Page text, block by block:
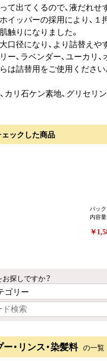
て出てくるので、液だれせ
イッパーの採用により、
触りになりました。
口径になり、より詰替えや
ー、ラベンダー、ユーカリ
は詰替用をご使用ください
カリ石ケン素地、グリセリ
ックした商品
パッ
内容
￥
探しですか？
・リンス・染髪料 の一覧